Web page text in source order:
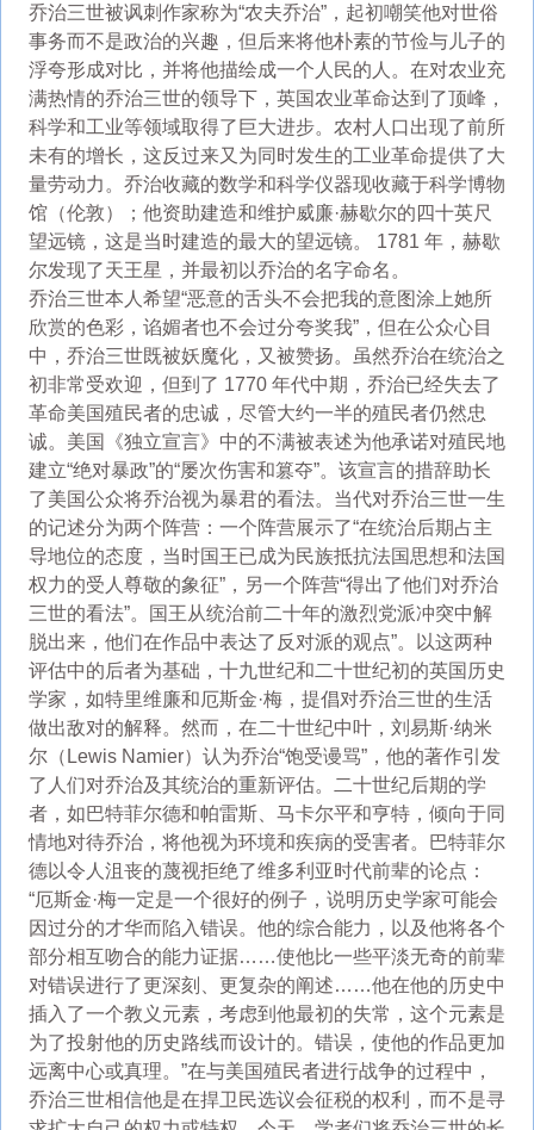
乔治三世被讽刺作家称为“农夫乔治”，起初嘲笑他对世俗
事务而不是政治的兴趣，但后来将他朴素的节俭与儿子的
浮夸形成对比，并将他描绘成一个人民的人。在对农业充
满热情的乔治三世的领导下，英国农业革命达到了顶峰，
科学和工业等领域取得了巨大进步。农村人口出现了前所
未有的增长，这反过来又为同时发生的工业革命提供了大
量劳动力。乔治收藏的数学和科学仪器现收藏于科学博物
馆（伦敦）；他资助建造和维护威廉·赫歇尔的四十英尺
望远镜，这是当时建造的最大的望远镜。 1781 年，赫歇
尔发现了天王星，并最初以乔治的名字命名。
乔治三世本人希望“恶意的舌头不会把我的意图涂上她所
欣赏的色彩，谄媚者也不会过分夸奖我”，但在公众心目
中，乔治三世既被妖魔化，又被赞扬。虽然乔治在统治之
初非常受欢迎，但到了 1770 年代中期，乔治已经失去了
革命美国殖民者的忠诚，尽管大约一半的殖民者仍然忠
诚。美国《独立宣言》中的不满被表述为他承诺对殖民地
建立“绝对暴政”的“屡次伤害和篡夺”。该宣言的措辞助长
了美国公众将乔治视为暴君的看法。当代对乔治三世一生
的记述分为两个阵营：一个阵营展示了“在统治后期占主
导地位的态度，当时国王已成为民族抵抗法国思想和法国
权力的受人尊敬的象征”，另一个阵营“得出了他们对乔治
三世的看法”。国王从统治前二十年的激烈党派冲突中解
脱出来，他们在作品中表达了反对派的观点”。以这两种
评估中的后者为基础​​，十九世纪和二十世纪初的英国历史
学家，如特里维廉和厄斯金·梅，提倡对乔治三世的生活
做出敌对的解释。然而，在二十世纪中叶，刘易斯·纳米
尔（Lewis Namier）认为乔治“饱受谩骂”，他的著作引发
了人们对乔治及其统治的重新评估。二十世纪后期的学
者，如巴特菲尔德和帕雷斯、马卡尔平和亨特，倾向于同
情地对待乔治，将他视为环境和疾病的受害者。巴特菲尔
德以令人沮丧的蔑视拒绝了维多利亚时代前辈的论点：
“厄斯金·梅一定是一个很好的例子，说明历史学家可能会
因过分的才华而陷入错误。他的综合能力，以及他将各个
部分相互吻合的能力证据……使他比一些平淡无奇的前辈
对错误进行了更深刻、更复杂的阐述……他在他的历史中
插入了一个教义元素，考虑到他最初的失常，这个元素是
为了投射他的历史路线而设计的。错误，使他的作品更加
远离中心或真理。”在与美国殖民者进行战争的过程中，
乔治三世相信他是在捍卫民选议会征税的权利，而不是寻